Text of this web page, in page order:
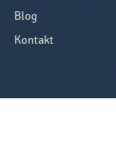
Blog
Kontakt